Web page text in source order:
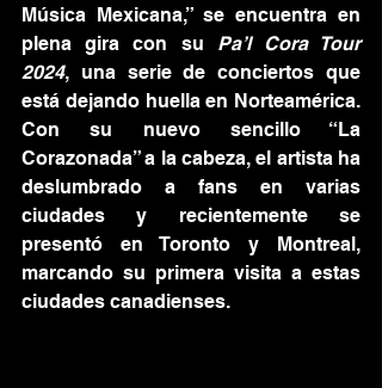
Música Mexicana,” se encuentra en
plena gira con su Pa’l Cora Tour
2024, una serie de conciertos que
está dejando huella en Norteamérica.
Con su nuevo sencillo “La
Corazonada” a la cabeza, el artista ha
deslumbrado a fans en varias
ciudades y recientemente se
presentó en Toronto y Montreal,
marcando su primera visita a estas
ciudades canadienses.